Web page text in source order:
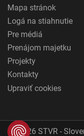
Mapa stránok
Logá na stiahnutie
Pre médiá
Prenájom majetku
Projekty
Kontakty
Upraviť cookies
© 2026 STVR -